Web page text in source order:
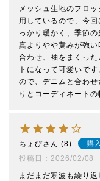
メッシュ生地のフロ
用しているので、今
っかり暖かく、季節
真よりやや黄みが強
合わせ、袖をまくっ
トになって可愛いで
ので、デニムと合わ
りとコーディネートの
ちょび 8 購
投稿日
2026/02/08
まだまだ寒波も繰り